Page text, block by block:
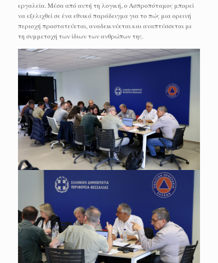
εργαλεία. Μέσα από αυτή τη λογική, ο Ασπροπόταμος μπορεί
να εξελιχθεί σε ένα εθνικό παράδειγμα για το πώς μια ορεινή
περιοχή προστατεύεται, αναδεικνύεται και αναπτύσσεται με
τη συμμετοχή των ίδιων των ανθρώπων της.